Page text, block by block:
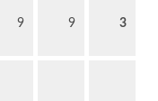
9 9 3